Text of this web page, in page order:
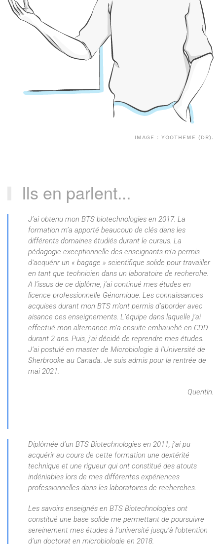
IMAGE : YOOTHEME (DR).
Ils en parlent...
J’ai obtenu mon BTS biotechnologies en 2017. La
formation m’a apporté beaucoup de clés dans les
différents domaines étudiés durant le cursus. La
pédagogie exceptionnelle des enseignants m’a permis
d’acquérir un « bagage » scientifique solide pour travailler
en tant que technicien dans un laboratoire de recherche.
A l’issus de ce diplôme, j’ai continué mes études en
licence professionnelle Génomique. Les connaissances
acquises durant mon BTS m’ont permis d’aborder avec
aisance ces enseignements. L’équipe dans laquelle j’ai
effectué mon alternance m’a ensuite embauché en CDD
durant 2 ans. Puis, j’ai décidé de reprendre mes études.
J’ai postulé en master de Microbiologie à l’Université de
Sherbrooke au Canada. Je suis admis pour la rentrée de
mai 2021.
Quentin.
Diplômée d’un BTS Biotechnologies en 2011, j’ai pu
acquérir au cours de cette formation une dextérité
technique et une rigueur qui ont constitué des atouts
indéniables lors de mes différentes expériences
professionnelles dans les laboratoires de recherches.
Les savoirs enseignés en BTS Biotechnologies ont
constitué une base solide me permettant de poursuivre
sereinement mes études à l’université jusqu’à l’obtention
d’un doctorat en microbiologie en 2018.